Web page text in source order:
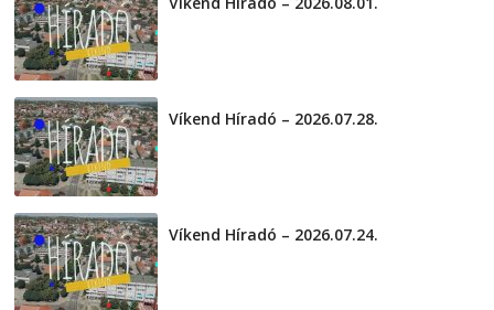
Víkend Híradó – 2026.07.28.
Víkend Híradó – 2026.07.24.